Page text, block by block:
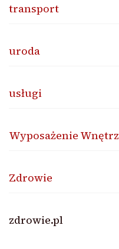
transport
uroda
usługi
Wyposażenie Wnętrz
Zdrowie
zdrowie.pl